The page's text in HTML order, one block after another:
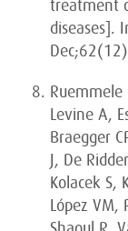
treatment
diseases].
Ruemmele
Levine A,
Braegger
J, De
Kolacek S,
López VM,